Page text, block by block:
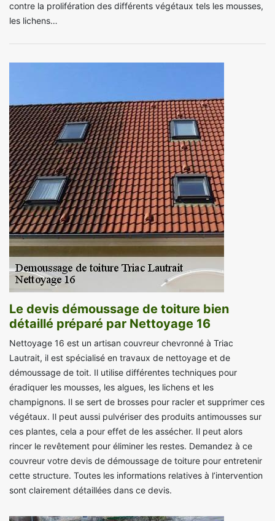
contre la prolifération des différents végétaux tels les mousses,
les lichens…
Le devis démoussage de toiture bien
détaillé préparé par Nettoyage 16
Nettoyage 16 est un artisan couvreur chevronné à Triac
Lautrait, il est spécialisé en travaux de nettoyage et de
démoussage de toit. Il utilise différentes techniques pour
éradiquer les mousses, les algues, les lichens et les
champignons. Il se sert de brosses pour racler et supprimer ces
végétaux. Il peut aussi pulvériser des produits antimousses sur
ces plantes, cela a pour effet de les assécher. Il peut alors
rincer le revêtement pour éliminer les restes. Demandez à ce
couvreur votre devis de démoussage de toiture pour entretenir
cette structure. Toutes les informations relatives à l’intervention
sont clairement détaillées dans ce devis.